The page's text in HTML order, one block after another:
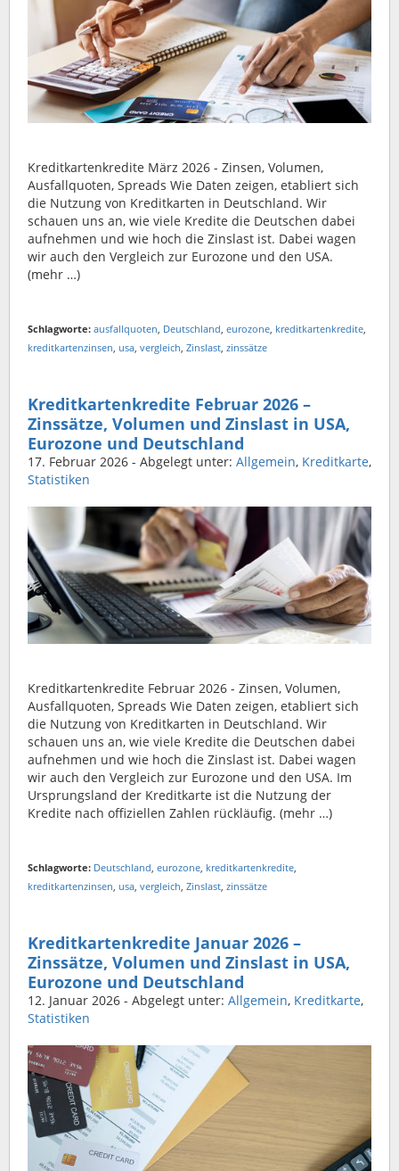
Kreditkartenkredite März 2026 - Zinsen, Volumen,
Ausfallquoten, Spreads Wie Daten zeigen, etabliert sich
die Nutzung von Kreditkarten in Deutschland. Wir
schauen uns an, wie viele Kredite die Deutschen dabei
aufnehmen und wie hoch die Zinslast ist. Dabei wagen
wir auch den Vergleich zur Eurozone und den USA.
(mehr …)
Schlagworte: ausfallquoten, Deutschland, eurozone, kreditkartenkredite,
kreditkartenzinsen, usa, vergleich, Zinslast, zinssätze
Kreditkartenkredite Februar 2026 –
Zinssätze, Volumen und Zinslast in USA,
Eurozone und Deutschland
17. Februar 2026 - Abgelegt unter: Allgemein, Kreditkarte,
Statistiken
Kreditkartenkredite Februar 2026 - Zinsen, Volumen,
Ausfallquoten, Spreads Wie Daten zeigen, etabliert sich
die Nutzung von Kreditkarten in Deutschland. Wir
schauen uns an, wie viele Kredite die Deutschen dabei
aufnehmen und wie hoch die Zinslast ist. Dabei wagen
wir auch den Vergleich zur Eurozone und den USA. Im
Ursprungsland der Kreditkarte ist die Nutzung der
Kredite nach offiziellen Zahlen rückläufig. (mehr …)
Schlagworte: Deutschland, eurozone, kreditkartenkredite,
kreditkartenzinsen, usa, vergleich, Zinslast, zinssätze
Kreditkartenkredite Januar 2026 –
Zinssätze, Volumen und Zinslast in USA,
Eurozone und Deutschland
12. Januar 2026 - Abgelegt unter: Allgemein, Kreditkarte,
Statistiken